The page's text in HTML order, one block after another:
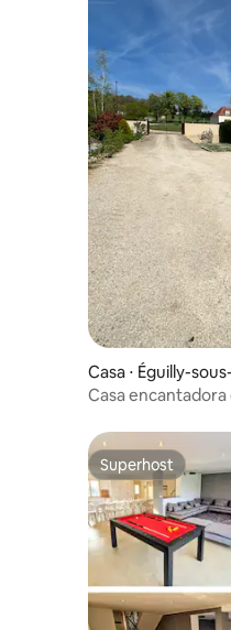
Casa ⋅ Éguilly-
Casa
Superhost
Superhost